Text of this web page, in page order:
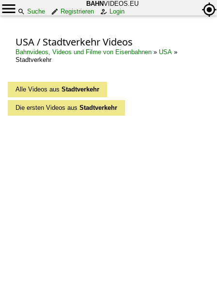
BAHNVIDEOS.EU
Suche
Registrieren Login
USA / Stadtverkehr Videos
Bahnvideos, Videos und Filme von Eisenbahnen » USA »
Stadtverkehr
Alle Videos aus Stadtverkehr
Die ersten Videos aus Stadtverkehr